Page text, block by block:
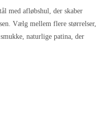
med afløbshul, der skaber
Vælg mellem flere størrelser,
naturlige patina, der